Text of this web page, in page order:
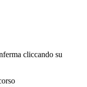
cliccando su